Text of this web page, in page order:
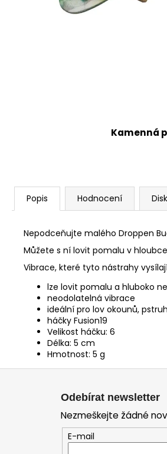
Kamenná
Popis Hodnocení
Nepodceňujte malého Droppen
Můžete s ní lovit pomalu v
Vibrace, které tyto nástrahy
lze lovit pomalu a hluboko
neodolatelná vibrace
ideální pro lov okounů,
háčky Fusion19
Velikost háčku: 6
Délka: 5 cm
Hmotnost: 5 g
Odebírat newsletter
Nezmeškejte žádné
E-mail